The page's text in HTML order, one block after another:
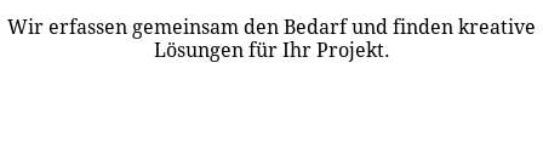
Wir erfassen gemeinsam den Bedarf und finden kreative
Lösungen für Ihr Projekt.